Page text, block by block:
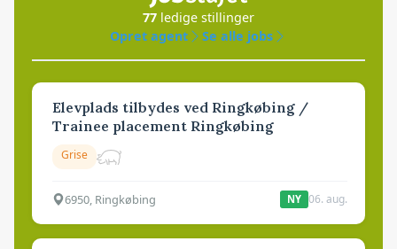
77 ledige stillinger
Opret agent
Se alle jobs
Elevplads tilbydes ved Ringkøbing /
Trainee placement Ringkøbing
Grise
6950, Ringkøbing NY 06. aug.